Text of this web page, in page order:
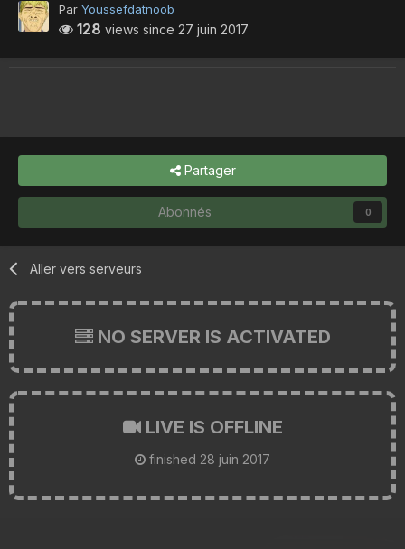
Par Youssefdatnoob
128 views since 27 juin 2017
Partager
Abonnés 0
Aller vers serveurs
NO SERVER IS ACTIVATED
LIVE IS OFFLINE
finished 28 juin 2017